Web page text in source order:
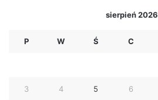
sierpień 2026
P W Ś C
3 4 5 6